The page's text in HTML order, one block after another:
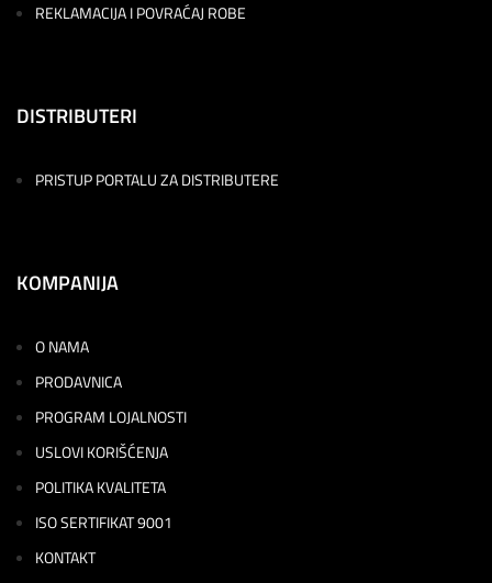
REKLAMACIJA I POVRAĆAJ ROBE
DISTRIBUTERI
PRISTUP PORTALU ZA DISTRIBUTERE
KOMPANIJA
O NAMA
PRODAVNICA
PROGRAM LOJALNOSTI
USLOVI KORIŠĆENJA
POLITIKA KVALITETA
ISO SERTIFIKAT 9001
KONTAKT